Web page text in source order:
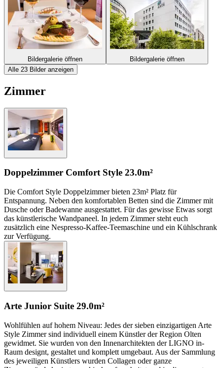
Bildergalerie öffnen
Bildergalerie öffnen
Alle 23 Bilder anzeigen
Zimmer
Doppelzimmer Comfort Style 23.0m²
Die Comfort Style Doppelzimmer bieten 23m² Platz für
Entspannung. Neben den komfortablen Betten sind die Zimmer mit
Dusche oder Badewanne ausgestattet. Für das gewisse Etwas sorgt
das künstlerische Wandpaneel. In jedem Zimmer steht euch
zusätzlich eine Nespresso-Kaffee-Teemaschine und ein Kühlschrank
zur Verfügung.
Arte Junior Suite 29.0m²
Wohlfühlen auf hohem Niveau: Jedes der sieben einzigartigen Arte
Style Zimmer sind individuell einem Künstler der Region Olten
gewidmet. Sie wurden von den Innenarchitekten der LIGNO in-
Raum designt, gestaltet und komplett umgebaut. Aus der Sammlung
des jeweiligen Künstlers wurden Collagen oder ganze